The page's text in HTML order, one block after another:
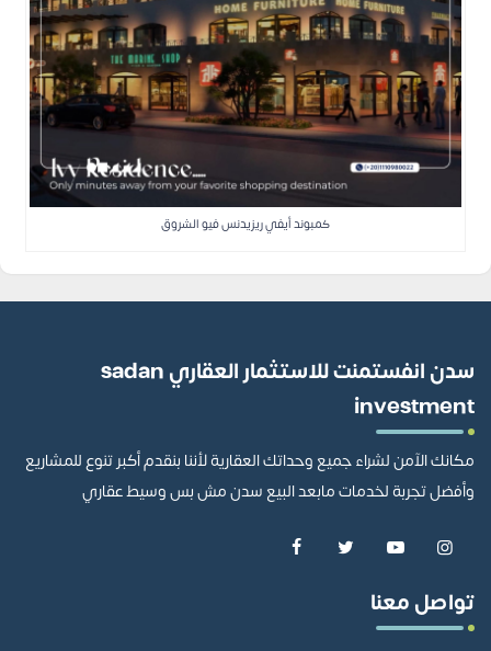
كمبوند أيفي ريزيدنس فيو الشروق
سدن انفستمنت للاستثمار العقاري sadan
investment
مكانك الآمن لشراء جميع وحداتك العقارية لأننا بنقدم أكبر تنوع للمشاريع
وأفضل تجربة لخدمات مابعد البيع سدن مش بس وسيط عقاري
تواصل معنا